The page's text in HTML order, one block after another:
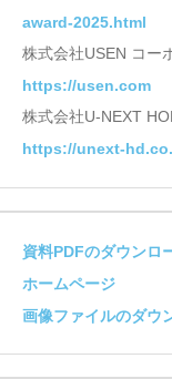
award-2025.html
株式会社USEN コー
https://usen.com
株式会社U-NEXT
https://unext-
資料PDFのダウンロ
ホームページ
画像ファイルのダウ